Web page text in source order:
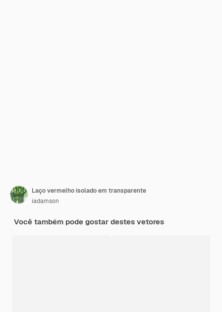
Laço vermelho isolado em transparente
iadamson
Você também pode gostar destes vetores